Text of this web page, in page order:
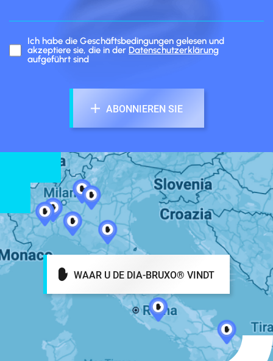
ABONNIEREN SIE
Ich habe die Geschäftsbedingungen gelesen und
akzeptiere sie, die in der Datenschutzerklärung
aufgeführt sind
WAAR U DE DIA-BRUXO® VINDT